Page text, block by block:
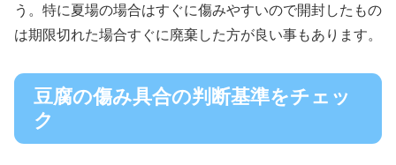
う。特に夏場の場合はすぐに傷みやすいので開封したもの
は期限切れた場合すぐに廃棄した方が良い事もあります。
豆腐の傷み具合の判断基準をチェッ
ク